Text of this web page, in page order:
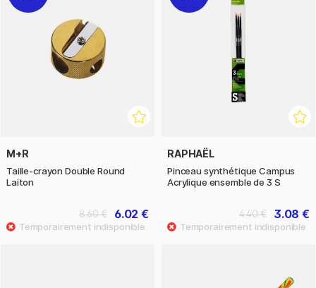
M+R
Taille-crayon Double Round
Laiton
6.02 €
8.60 €
RAPHAËL
Pinceau synthétique Campus
Acrylique ensemble de 3 S
3.08 €
4.40 €